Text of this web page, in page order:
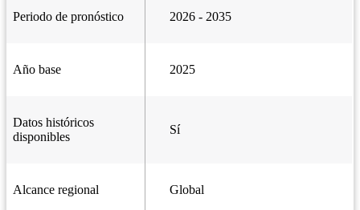
Periodo de pronóstico 2026 - 2035
Año base 2025
Datos históricos
disponibles
Sí
Alcance regional Global